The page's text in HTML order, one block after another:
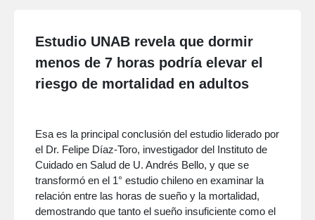
Estudio UNAB revela que dormir
menos de 7 horas podría elevar el
riesgo de mortalidad en adultos
Esa es la principal conclusión del estudio liderado por
el Dr. Felipe Díaz-Toro, investigador del Instituto de
Cuidado en Salud de U. Andrés Bello, y que se
transformó en el 1° estudio chileno en examinar la
relación entre las horas de sueño y la mortalidad,
demostrando que tanto el sueño insuficiente como el